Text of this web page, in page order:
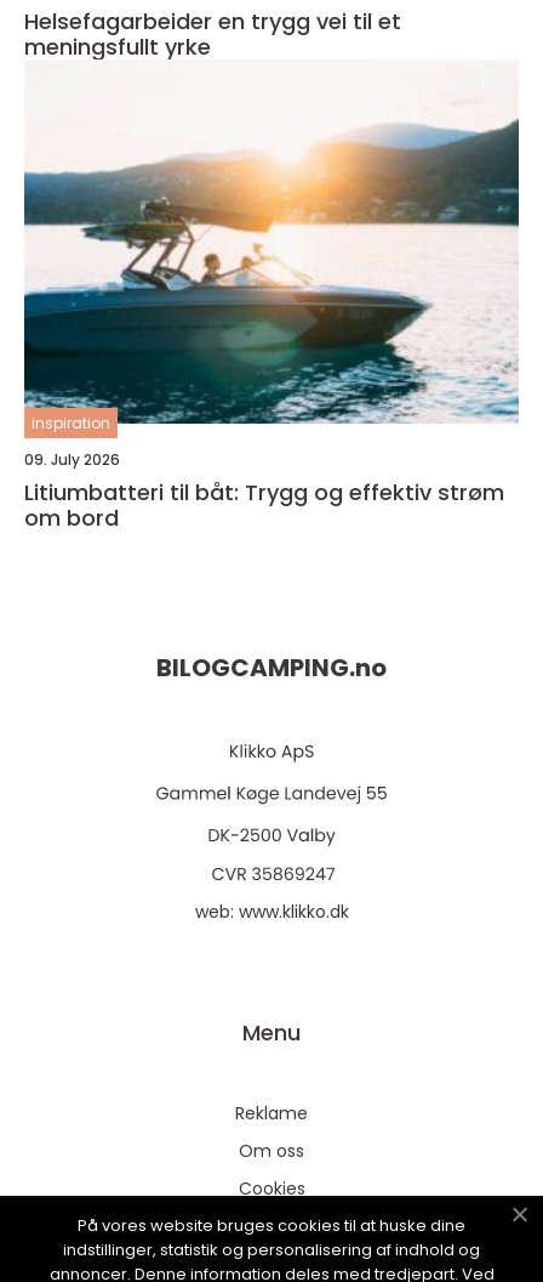
Helsefagarbeider en trygg vei til et
meningsfullt yrke
inspiration
09. July 2026
Litiumbatteri til båt: Trygg og effektiv strøm
om bord
BILOGCAMPING.no
web: www.klikko.dk
Menu
Reklame
Om oss
Cookies
Kontakt Oss
Sitemap
På vores website bruges cookies til at huske dine
indstillinger, statistik og personalisering af indhold og
annoncer. Denne information deles med tredjepart. Ved